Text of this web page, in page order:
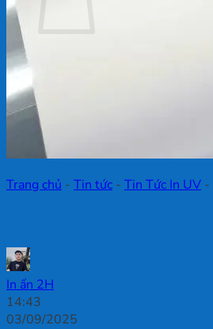
Trang chủ - Tin tức - Tin Tức In UV -
In ấn 2H
14:43
03/09/2025